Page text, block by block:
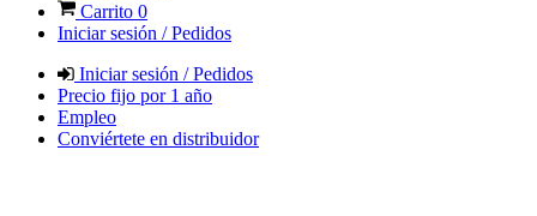
Carrito 0
Iniciar sesión / Pedidos
Iniciar sesión / Pedidos
Precio fijo por 1 año
Empleo
Conviértete en distribuidor